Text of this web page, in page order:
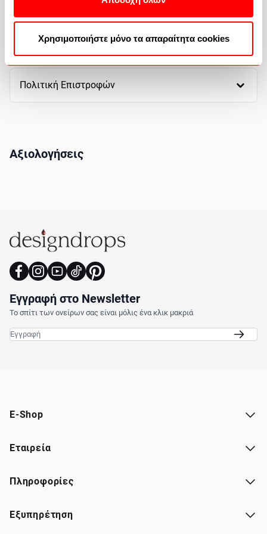
Χρησιμοποιήστε μόνο τα απαραίτητα cookies
Πως θα αγοράσετε
Πολιτική Επιστροφών
Αξιολογήσεις
Εγγραφή στο Newsletter
Το σπίτι των ονείρων σας είναι μόλις ένα κλικ μακριά
E-Shop
Εταιρεία
Πληροφορίες
Εξυπηρέτηση